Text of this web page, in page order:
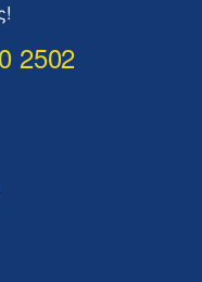
2502